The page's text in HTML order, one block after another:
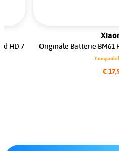
HD 7 Originale Batterie BM61
€